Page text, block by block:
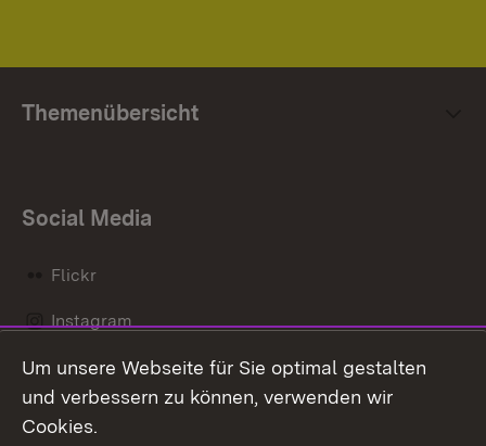
Themenübersicht
Social Media
Flickr
Instagram
Social Wall
Um unsere Webseite für Sie optimal gestalten
und verbessern zu können, verwenden wir
Cookies.